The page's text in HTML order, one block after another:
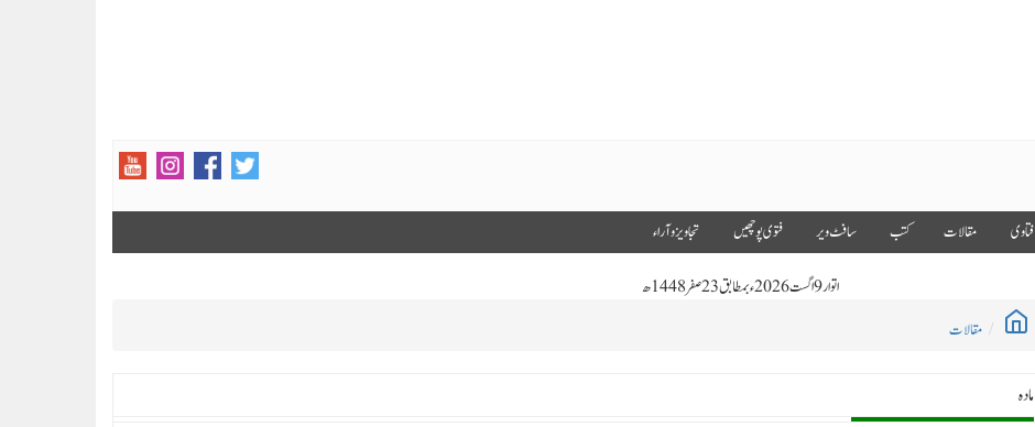
فتاوى مقالات کتب سافٹ ویر فتوى پوچھیں تجاویز و آراء
اتوار 9 اگست 2026 ء بمطابق 23 صفر 1448 ھ
مقالات
مادہ